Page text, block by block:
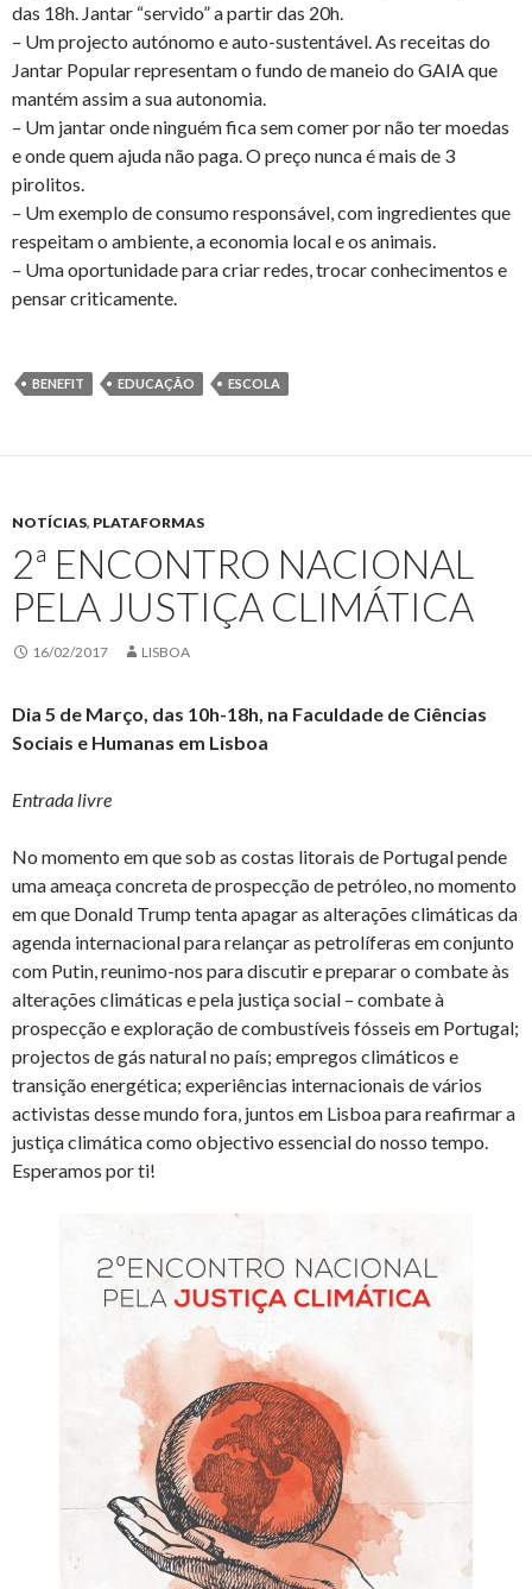
das 18h. Jantar “servido” a partir das 20h.
– Um projecto autónomo e auto-sustentável. As receitas do
Jantar Popular representam o fundo de maneio do GAIA que
mantém assim a sua autonomia.
– Um jantar onde ninguém fica sem comer por não ter moedas
e onde quem ajuda não paga. O preço nunca é mais de 3
pirolitos.
– Um exemplo de consumo responsável, com ingredientes que
respeitam o ambiente, a economia local e os animais.
– Uma oportunidade para criar redes, trocar conhecimentos e
pensar criticamente.
BENEFIT EDUCAÇÃO ESCOLA
NOTÍCIAS, PLATAFORMAS
2ª ENCONTRO NACIONAL
PELA JUSTIÇA CLIMÁTICA
16/02/2017 LISBOA
Dia 5 de Março, das 10h-18h, na Faculdade de Ciências
Sociais e Humanas em Lisboa
Entrada livre
No momento em que sob as costas litorais de Portugal pende
uma ameaça concreta de prospecção de petróleo, no momento
em que Donald Trump tenta apagar as alterações climáticas da
agenda internacional para relançar as petrolíferas em conjunto
com Putin, reunimo-nos para discutir e preparar o combate às
alterações climáticas e pela justiça social – combate à
prospecção e exploração de combustíveis fósseis em Portugal;
projectos de gás natural no país; empregos climáticos e
transição energética; experiências internacionais de vários
activistas desse mundo fora, juntos em Lisboa para reafirmar a
justiça climática como objectivo essencial do nosso tempo.
Esperamos por ti!